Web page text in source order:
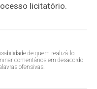
licitatório.
de quem realizá-lo.
comentários em desacordo
ofensivas.